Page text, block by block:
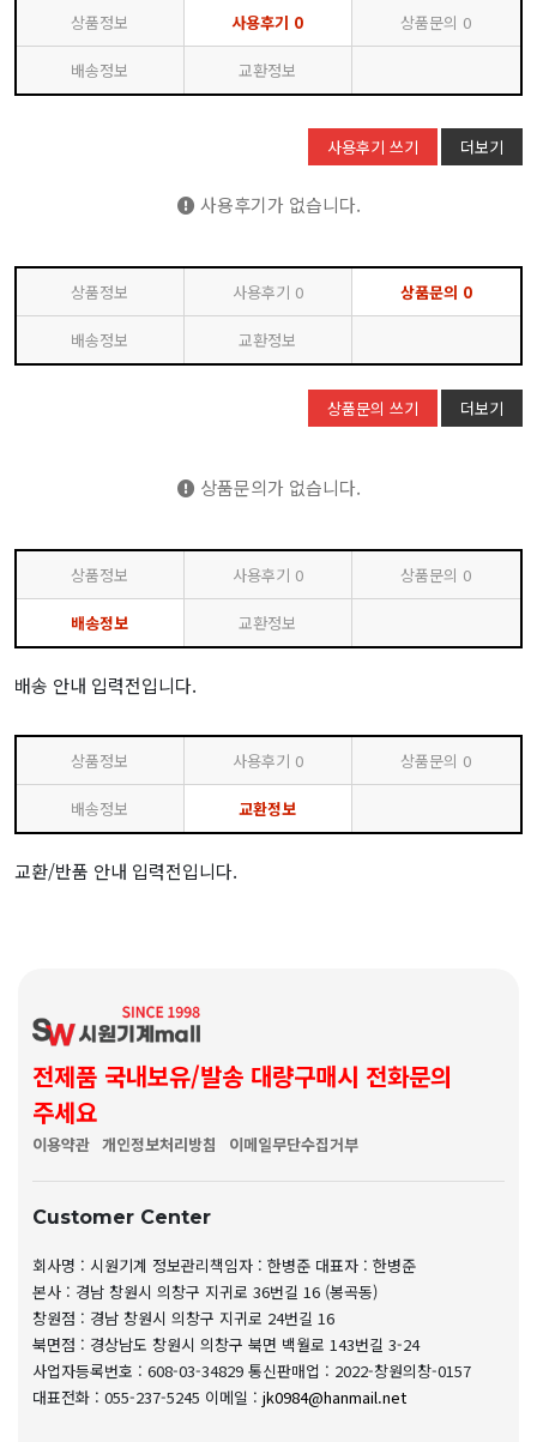
상품정보 사용후기 0 상품문의 0
배송정보 교환정보
사용후기 쓰기 더보기
사용후기가 없습니다.
상품정보 사용후기 0 상품문의 0
배송정보 교환정보
상품문의 쓰기 더보기
상품문의가 없습니다.
상품정보 사용후기 0 상품문의 0
배송정보 교환정보
배송 안내 입력전입니다.
상품정보 사용후기 0 상품문의 0
배송정보 교환정보
교환/반품 안내 입력전입니다.
전제품 국내보유/발송 대량구매시 전화문의
주세요
이용약관 개인정보처리방침 이메일무단수집거부
Customer Center
회사명 : 시원기계 정보관리책임자 : 한병준 대표자 : 한병준
본사 : 경남 창원시 의창구 지귀로 36번길 16 (봉곡동)
창원점 : 경남 창원시 의창구 지귀로 24번길 16
북면점 : 경상남도 창원시 의창구 북면 백월로 143번길 3-24
사업자등록번호 : 608-03-34829 통신판매업 : 2022-창원의창-0157
대표전화 : 055-237-5245 이메일 : jk0984@hanmail.net